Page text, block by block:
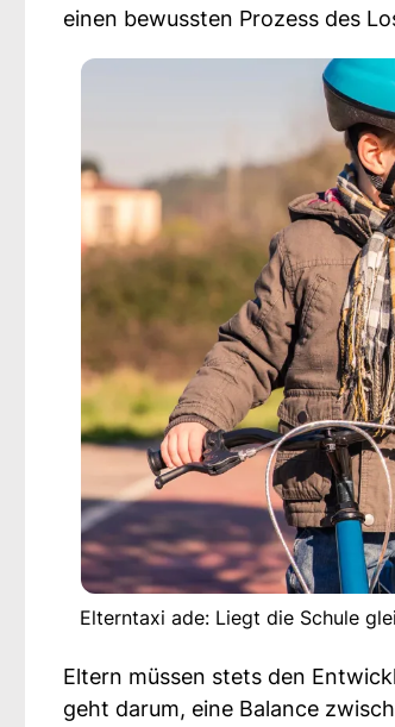
einen bewussten Prozess des
Elterntaxi ade: Liegt die Schule
Eltern müssen stets den
geht darum, eine Balance